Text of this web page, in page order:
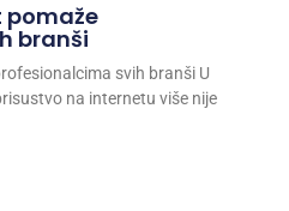
pomaže
branši
svih branši U
na internetu više nije